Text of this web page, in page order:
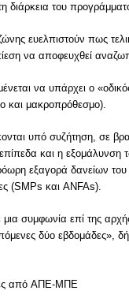
του
ευελπιστούν πως
να αποφευχθεί
να υπάρχει ο
και μακροπρόθεσμο).
υπό συζήτηση, σε
και η
εξαγορά δανείων
(SMPs και ANFAs).
συμφωνία επί της
δύο εβδομάδες»,
από ΑΠΕ-ΜΠΕ